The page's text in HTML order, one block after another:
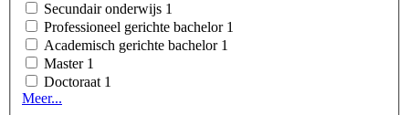
Secundair onderwijs 1
Professioneel gerichte bachelor 1
Academisch gerichte bachelor 1
Master 1
Doctoraat 1
Meer...